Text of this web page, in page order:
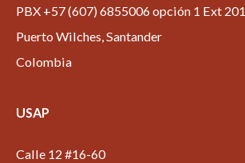
PBX +57 (607) 6855006 opción 1 Ext 201
Puerto Wilches, Santander
Colombia
USAP
Calle 12 #16-60